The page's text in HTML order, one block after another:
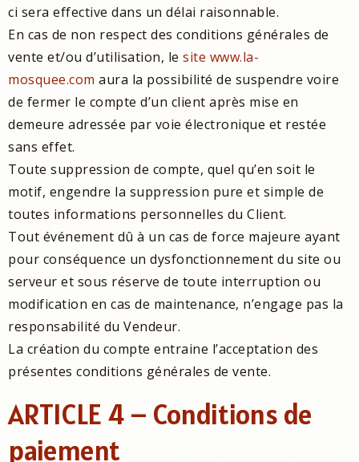
ci sera effective dans un délai raisonnable.
En cas de non respect des conditions générales de
vente et/ou d’utilisation, le site www.la-
mosquee.com aura la possibilité de suspendre voire
de fermer le compte d’un client après mise en
demeure adressée par voie électronique et restée
sans effet.
Toute suppression de compte, quel qu’en soit le
motif, engendre la suppression pure et simple de
toutes informations personnelles du Client.
Tout événement dû à un cas de force majeure ayant
pour conséquence un dysfonctionnement du site ou
serveur et sous réserve de toute interruption ou
modification en cas de maintenance, n’engage pas la
responsabilité du Vendeur.
La création du compte entraine l’acceptation des
présentes conditions générales de vente.
ARTICLE 4 – Conditions de
paiement